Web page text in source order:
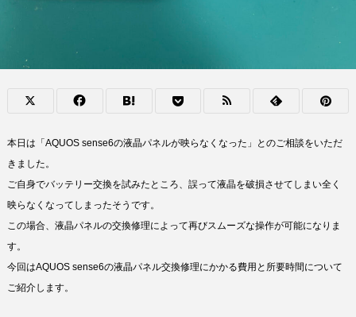
本日は「AQUOS sense6の液晶パネルが映らなくなった」とのご相談をいただ
きました。
ご自身でバッテリー交換を試みたところ、誤って液晶を破損させてしまい全く
映らなくなってしまったそうです。
この場合、液晶パネルの交換修理によって再びスムーズな操作が可能になりま
す。
今回はAQUOS sense6の液晶パネル交換修理にかかる費用と所要時間について
ご紹介します。